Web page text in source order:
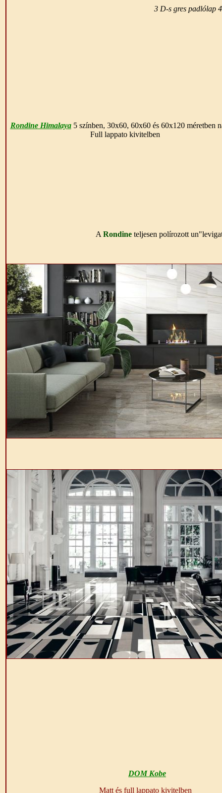
3 D-s gres padlólap
Rondine Himalaya 5 színben, 30x60, 60x60 és 60x120 méretben
Full lappato kivitelben
A Rondine teljesen polírozott
DOM Kobe
Matt és full lappato kivitelben